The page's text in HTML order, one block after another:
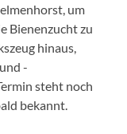
um
Bienenzucht zu
hinaus,
-
steht noch
bekannt.